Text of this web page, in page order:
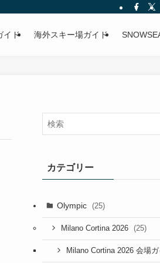
イド 海外スキー場ガイド
カテゴリー
Olympic (25)
Milano Cortina 2026 (25)
Milano Cortina 2026 会場ガ